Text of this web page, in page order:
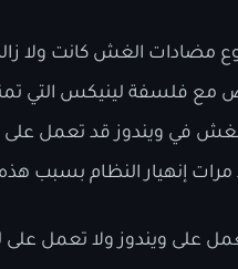
مضادات الغش كانت ولا
مع فلسفة لينيكس التي
في ويندوز قد تعمل على
إنهيار النظام بسبب هذه
على ويندوز ولا تعمل